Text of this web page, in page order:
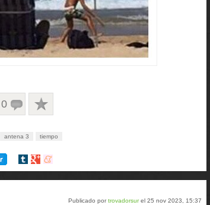
0
antena 3 tiempo
Compartir
Compartir
Compartir
Publicado portrovadorsurel 25 nov 2023, 15:37